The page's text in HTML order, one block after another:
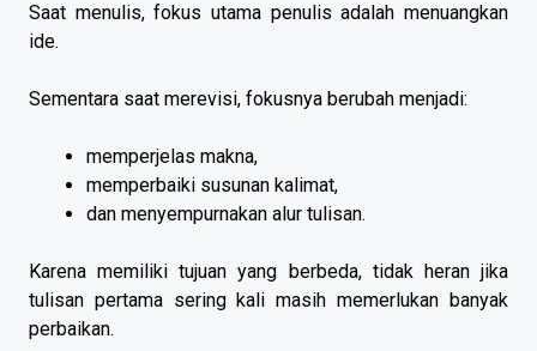
Saat menulis, fokus utama penulis adalah menuangkan
ide.
Sementara saat merevisi, fokusnya berubah menjadi:
memperjelas makna,
memperbaiki susunan kalimat,
dan menyempurnakan alur tulisan.
Karena memiliki tujuan yang berbeda, tidak heran jika
tulisan pertama sering kali masih memerlukan banyak
perbaikan.